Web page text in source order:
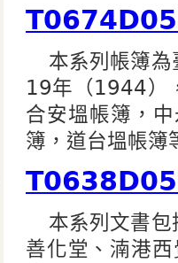
本系列帳簿
19年（1944）
合安塭帳簿，
簿，道台塭帳
本系列文書
善化堂、湳港